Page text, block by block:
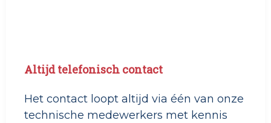
Altijd telefonisch contact
Het contact loopt altijd via één van onze
technische medewerkers met kennis